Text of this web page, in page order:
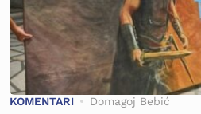
KOMENTARI Domagoj Bebić